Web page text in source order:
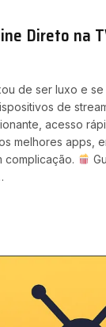
Direto na
de ser luxo e
de
acesso
melhores apps,
complicação.